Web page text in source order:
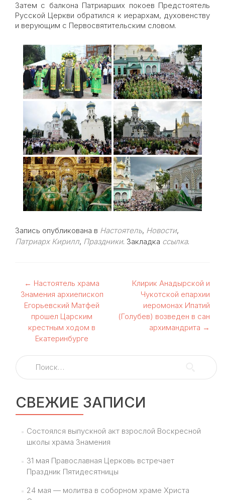
Затем с балкона Патриарших покоев Предстоятель
Русской Церкви обратился к иерархам, духовенству
и верующим с Первосвятительским словом.
Запись опубликована в Настоятель, Новости,
Патриарх Кирилл, Праздники. Закладка ссылка.
Навигация
по
записям
← Настоятель храма
Знамения архиепископ
Егорьевский Матфей
прошел Царским
крестным ходом в
Екатеринбурге
Клирик Анадырской и
Чукотской епархии
иеромонах Ипатий
(Голубев) возведен в сан
архимандрита →
Найти:
СВЕЖИЕ ЗАПИСИ
Состоялся выпускной акт взрослой Воскресной
школы храма Знамения
31 мая Православная Церковь встречает
Праздник Пятидесятницы
24 мая — молитва в соборном храме Христа